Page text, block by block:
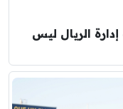
الريال ليس